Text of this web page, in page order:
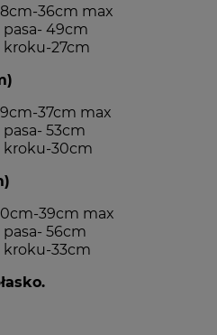
36cm max
49cm
kroku-27cm
37cm max
53cm
kroku-30cm
39cm max
56cm
kroku-33cm